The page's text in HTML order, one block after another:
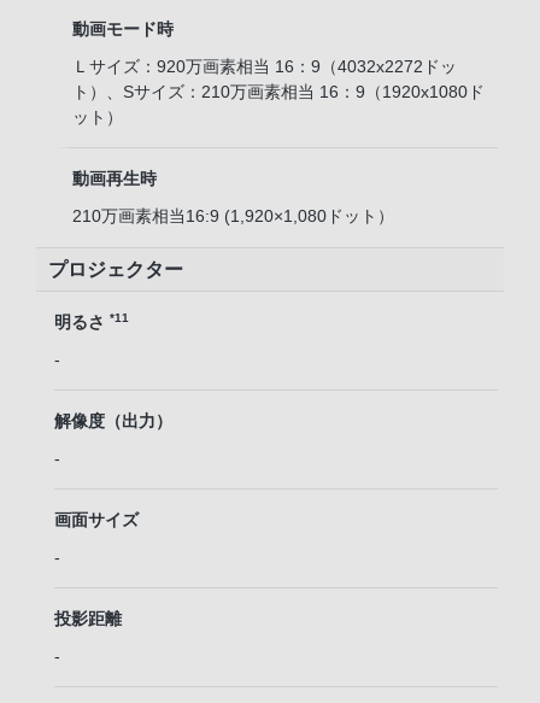
動画モード時
Ｌサイズ：920万画素相当 16：9（4032x2272ドッ
ト）、Sサイズ：210万画素相当 16：9（1920x1080ド
ット）
動画再生時
210万画素相当16:9 (1,920×1,080ドット）
プロジェクター
明るさ *11
-
解像度（出力）
-
画面サイズ
-
投影距離
-